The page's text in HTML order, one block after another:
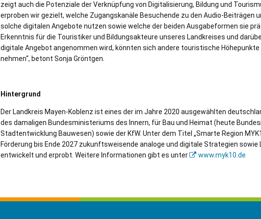
zeigt auch die Potenziale der Verknüpfung von Digitalisierung, Bildung und
erproben wir gezielt, welche Zugangskanäle Besuchende zu den Audio-Beiträgen
solche digitalen Angebote nutzen sowie welche der beiden Ausgabeformen sie
Erkenntnis für die Touristiker und Bildungsakteure unseres Landkreises und
digitale Angebot angenommen wird, könnten sich andere touristische Höhepunkte
nehmen“, betont Sonja Gröntgen.
Hintergrund
Der Landkreis Mayen-Koblenz ist eines der im Jahre 2020 ausgewählten
des damaligen Bundesministeriums des Innern, für Bau und Heimat (heute
Stadtentwicklung Bauwesen) sowie der KfW. Unter dem Titel „Smarte Region
Förderung bis Ende 2027 zukunftsweisende analoge und digitale Strategien
entwickelt und erprobt. Weitere Informationen gibt es unter
www.myk10.de